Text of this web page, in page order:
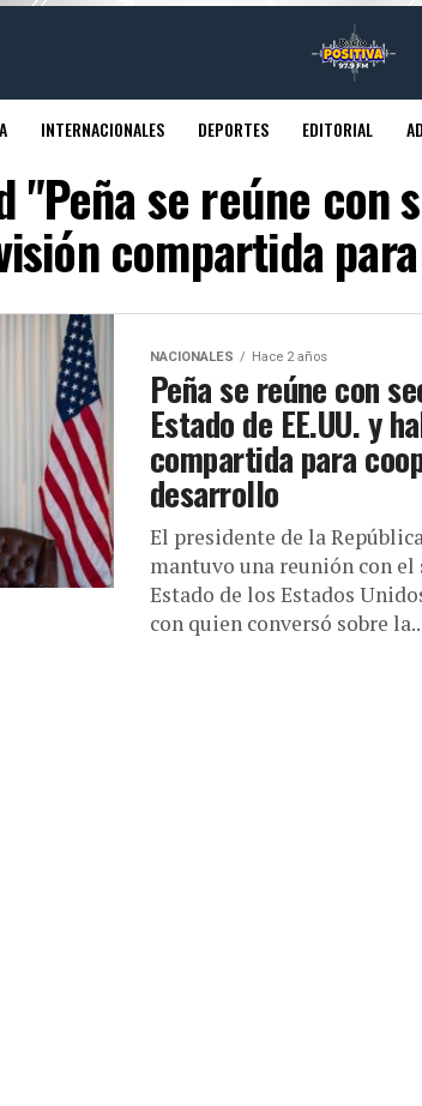
INTERNACIONALES DEPORTES EDITORIAL
se reúne con
compartida
NACIONALES Hace 2 años
Peña se reúne con
Estado de EE.UU. y
compartida para
desarrollo
El presidente de la
mantuvo una reunión con el
Estado de los Estados
con quien conversó sobre